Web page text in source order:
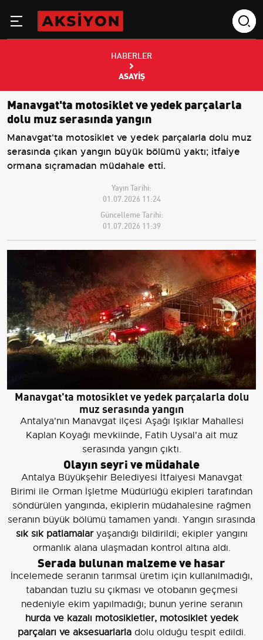
HABERLER
ASAYIŞ
Manavgat'ta motosiklet ve yedek parçalarla
dolu muz serasında yangın
Manavgat'ta motosiklet ve yedek parçalarla dolu muz
serasında çıkan yangın büyük bölümü yaktı; itfaiye
ormana sıçramadan müdahale etti.
Yayın Tarihi:
01.07.2026 11:24
Güncelleme Tarihi:
01.07.2026 11:39
Manavgat'ta motosiklet ve yedek parçalarla dolu
muz serasında yangın
Antalya'nın Manavgat ilçesi Aşağı Işıklar Mahallesi
Kaplan Koyağı mevkiinde, Fatih Uysal'a ait muz
serasında yangın çıktı.
Olayın seyri ve müdahale
Antalya Büyükşehir Belediyesi İtfaiyesi Manavgat
Birimi ile Orman İşletme Müdürlüğü ekipleri tarafından
söndürülen yangında, ekiplerin müdahalesine rağmen
seranın büyük bölümü tamamen yandı. Yangın sırasında
sık sık patlamalaryaşandığı bildirildi; ekipler yangını
ormanlık alana ulaşmadan kontrol altına aldı.
Serada bulunan malzeme ve hasar
İncelemede seranın tarımsal üretim için kullanılmadığı,
tabandan tuzlu su çıkması ve otobanın geçmesi
nedeniyle ekim yapılmadığı; bunun yerine seranın
hurda ve kazalı motosikletler, motosiklet yedek
parçaları ve aksesuarlarladolu olduğu tespit edildi.